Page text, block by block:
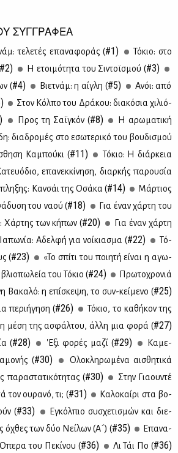
ΣΥΓΓΡΑΦΕΑ
τε­λε­τές επα­να­φο­ράς (#1)
Τό­κιο: στο
#2) Η ετοι­μό­τη­τα του Σι­ντοϊ­σμού (#3)
(#4) Βιετ­νάμ: η αί­γλη (#5)
Ανόι: από
Στον Κόλ­πο του Δρά­κου: δια­κό­σια χι­λιό­
Προς τη Σαϊ­γκόν (#8)
H αρω­μα­τι­κή
δια­δρο­μές στο εσω­τε­ρι­κό του βου­δι­σμού
Κα­μπού­κι (#11)
Τό­κιο: Η διάρ­κεια
επα­νεκ­κί­νη­ση, διαρ­κής πα­ρου­σία
Καν­σάι της Οσά­κα (#14)
Μάρ­τιος
του να­ού (#18)
Για έναν χάρ­τη του
Χάρ­της των κή­πων (#20)
Για έναν χάρ­τη
Ια­πω­νία: Αδελ­φή για νοί­κια­σμα (#22)
Τό­
(#23)
«Το σπί­τι του ποι­η­τή εί­ναι η αγω­
του Τό­κιο (#24)
Πρω­το­χρο­νιά
Βα­κα­λό: η επί­σκε­ψη, το συν-κεί­με­νο (#25)
πε­ρι­ή­γη­ση (#26)
Τό­κιο, το κα­θή­κον της
μέ­ση της ασφάλ­του, άλ­λη μια φο­ρά (#27)
(#28) 'Ε­ξι φο­ρές μα­ζί (#29)
Κα­με­
(#30)
Ολο­κλη­ρω­μέ­να αι­σθη­τι­κά
(#30)
Στην Για­ου­ντέ
τον ου­ρα­νό, τι; (#31)
Κα­λο­καί­ρι στα βο­
(#33)
Εγκόλ­πιο συ­σχε­τι­σμών και διε­
όχθες των δύο Νεί­λων (Α´) (#35)
Επα­να­
του Πε­κί­νου (#36) Λι Τάι Πο (#36)